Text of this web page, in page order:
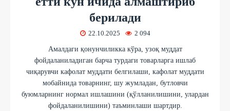
берилади
22.10.2025 2 094
Амалдаги қонунчиликка кўра, узоқ муддат
фойдаланиладиган барча турдаги товарларга ишлаб
чиқарувчи кафолат муддати белгилаши, кафолат муддати
мобайнида товарнинг, шу жумладан, бутловчи
буюмларнинг нормал ишлашини (қўлланилишини, улардан
фойдаланилишини) таъминлаши шартдир.